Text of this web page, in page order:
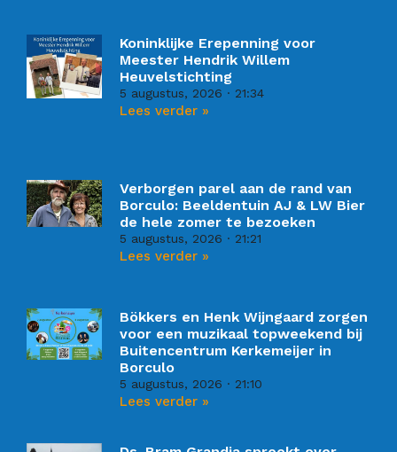
Koninklijke Erepenning voor
Meester Hendrik Willem
Heuvelstichting
5 augustus, 2026 21:34
Lees verder »
Verborgen parel aan de rand van
Borculo: Beeldentuin AJ & LW Bier
de hele zomer te bezoeken
5 augustus, 2026 21:21
Lees verder »
Bökkers en Henk Wijngaard zorgen
voor een muzikaal topweekend bij
Buitencentrum Kerkemeijer in
Borculo
5 augustus, 2026 21:10
Lees verder »